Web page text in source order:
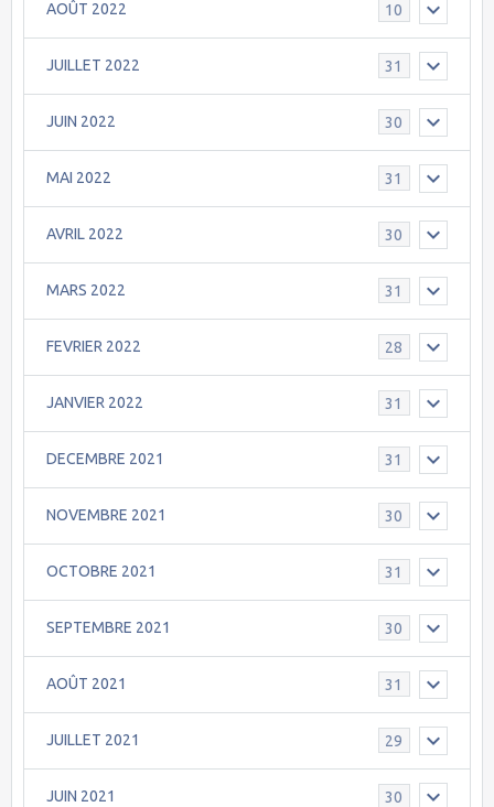
AOÛT 2022 10
JUILLET 2022 31
JUIN 2022 30
MAI 2022 31
AVRIL 2022 30
MARS 2022 31
FEVRIER 2022 28
JANVIER 2022 31
DECEMBRE 2021 31
NOVEMBRE 2021 30
OCTOBRE 2021 31
SEPTEMBRE 2021 30
AOÛT 2021 31
JUILLET 2021 29
JUIN 2021 30